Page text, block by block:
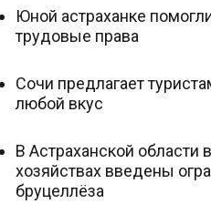
Юной астраханке
трудовые права
Сочи предлагает
любой вкус
В Астраханской области
хозяйствах введены
бруцеллёза